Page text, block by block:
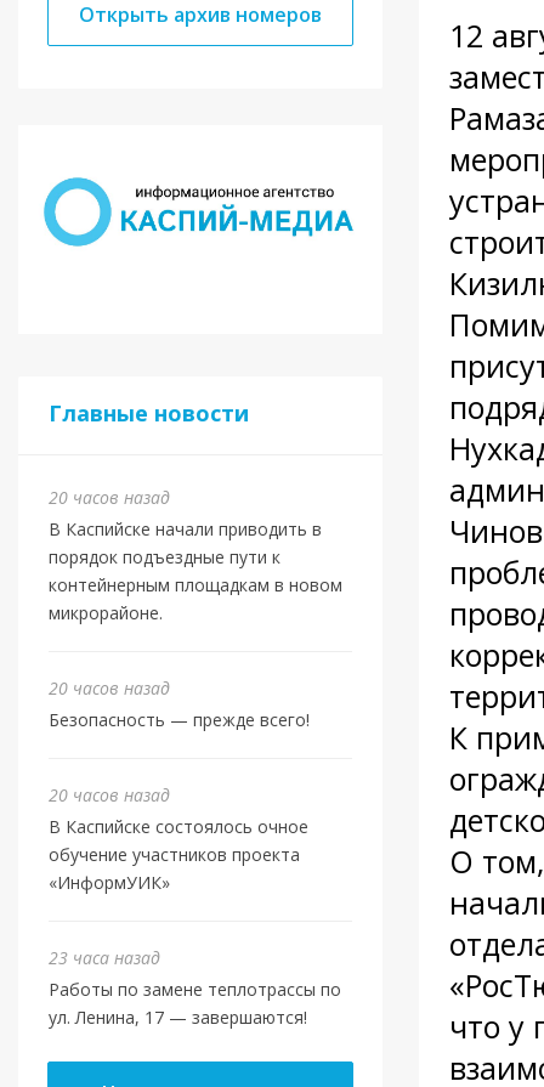
Открыть архив номеров
Главные новости
20 часов назад
В Каспийске начали приводить в
порядок подъездные пути к
контейнерным площадкам в новом
микрорайоне.
20 часов назад
Безопасность — прежде всего!
20 часов назад
В Каспийске состоялось очное
обучение участников проекта
«ИнформУИК»
23 часа назад
Работы по замене теплотрассы по
ул. Ленина, 17 — завершаются!
12
К
О
что у